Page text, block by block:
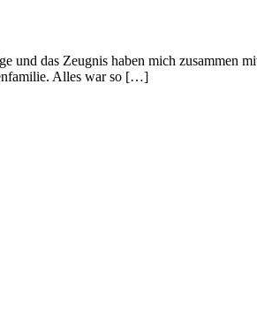
das Zeugnis haben mich zusammen
Alles war so […]